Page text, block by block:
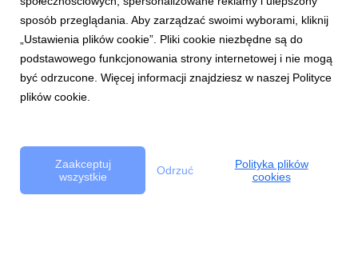
Aktualności
Copyright © 2017 Bank Handlowy w Warszawie S.A.
Polityka Cookie
sposób przeglądania. Aby zarządzać swoimi wyborami, kliknij
„Ustawienia plików cookie”. Pliki cookie niezbędne są do
podstawowego funkcjonowania strony internetowej i nie mogą
być odrzucone. Więcej informacji znajdziesz w naszej Polityce
plików cookie.
Zaakceptuj
wszystkie
Odrzuć
Polityka plików
cookies